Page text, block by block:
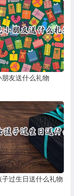
友送什么礼物
过生日送什么礼物